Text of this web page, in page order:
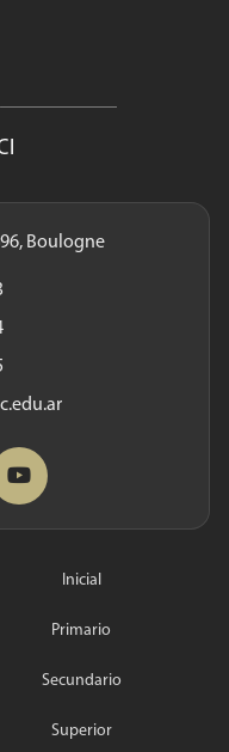
Boulogne
Inicial
Primario
Secundario
Superior